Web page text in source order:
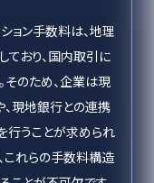
ョン手数料は、地理
ており、国内取引に
そのため、企業は現
現地銀行との連携
行うことが求められ
これらの手数料構造